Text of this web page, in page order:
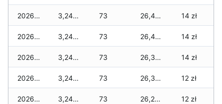
2026-06-21 3,245 zł 73 26,450 zł 14 zł
2026-06-20 3,245 zł 73 26,400 zł 14 zł
2026-06-19 3,245 zł 73 26,330 zł 14 zł
2026-06-18 3,245 zł 73 26,320 zł 12 zł
2026-06-17 3,245 zł 73 26,245 zł 12 zł